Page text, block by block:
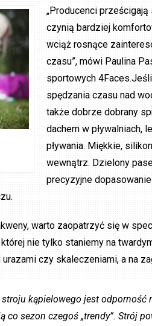
„Producenci
czynią bardziej
wciąż rosnące
czasu”, mówi Paulina
sportowych
spędzania czasu nad
także dobrze dobrany
dachem w pływalniach,
pływania. Miękkie,
wewnątrz. Dzielony
precyzyjne
warto zaopatrzyć się w
nie tylko staniemy na
czy skaleczeniami, a na
kąpielowego jest odporność
co sezon czegoś „trendy”. Strój